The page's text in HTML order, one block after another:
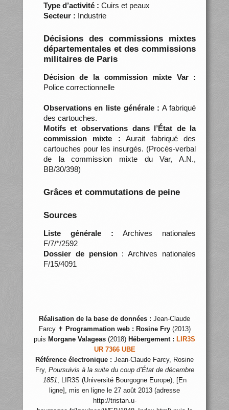
Type d’activité : Cuirs et peaux
Secteur : Industrie
Décisions des commissions mixtes
départementales et des commissions
militaires de Paris
Décision de la commission mixte Var :
Police correctionnelle
Observations en liste générale : A fabriqué
des cartouches.
Motifs et observations dans l’État de la
commission mixte : Aurait fabriqué des
cartouches pour les insurgés. (Procès-verbal
de la commission mixte du Var, A.N.,
BB/30/398)
Grâces et commutations de peine
Sources
Liste générale : Archives nationales
F/7/*/2592
Dossier de pension: Archives nationales
F/15/4091
Réalisation de la base de données : Jean-Claude
Farcy ✝ Programmation web : Rosine Fry(2013)
puis Morgane Valageas (2018) Hébergement : LIR3S
UR 7366 UBE
Référence électronique : Jean-Claude Farcy, Rosine
Fry, Poursuivis à la suite du coup d’État de décembre
1851, LIR3S (Université Bourgogne Europe), [En
ligne], mis en ligne le 27 août 2013 (adresse
http://tristan.u-